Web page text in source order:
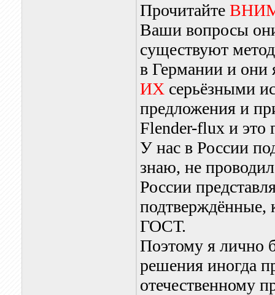
Прочитайте
Ваши вопросы
существуют
в Германии и
ИХ серьёзными
предложения и
Flender-flux и это
У нас в России
знаю, не
России
подтверждённые,
ГОСТ.
Поэтому я лично
решения иногда
отечественному